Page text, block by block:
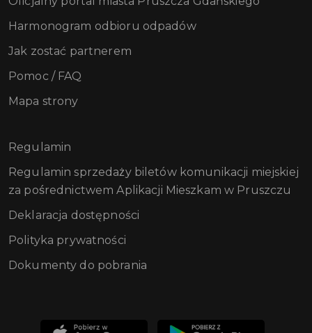
Harmonogram odbioru odpadów
Jak zostać partnerem
Pomoc / FAQ
Mapa strony
Regulamin
Regulamin sprzedaży biletów komunikacji miejskiej
za pośrednictwem Aplikacji Mieszkam w Pruszczu
Deklaracja dostępności
Polityka prywatności
Dokumenty do pobrania